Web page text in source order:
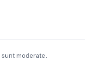
sunt moderate.